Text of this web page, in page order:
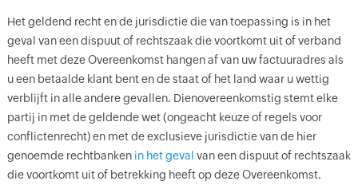
Het geldend recht en de jurisdictie die van toepassing is in het
geval van een dispuut of rechtszaak die voortkomt uit of verband
heeft met deze Overeenkomst hangen af van uw factuuradres als
u een betaalde klant bent en de staat of het land waar u wettig
verblijft in alle andere gevallen. Dienovereenkomstig stemt elke
partij in met de geldende wet (ongeacht keuze of regels voor
conflictenrecht) en met de exclusieve jurisdictie van de hier
genoemde rechtbanken in het geval van een dispuut of rechtszaak
die voortkomt uit of betrekking heeft op deze Overeenkomst.